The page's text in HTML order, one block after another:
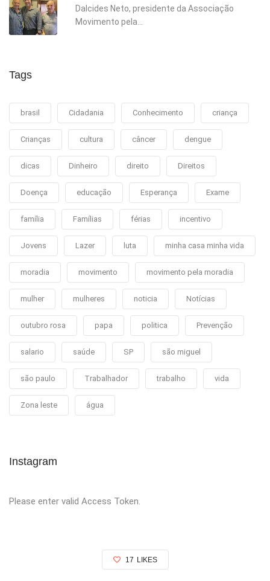
Dalcides Neto, presidente da Associação
Movimento pela...
Tags
brasil Cidadania Conhecimento criança
Crianças cultura câncer dengue
dicas Dinheiro direito Direitos
Doença educação Esperança Exame
família Famílias férias incentivo
Jovens Lazer luta minha casa minha vida
moradia movimento movimento pela moradia
mulher mulheres noticia Notícias
outubro rosa papa politica Prevenção
salario saúde SP são miguel
são paulo Trabalhador trabalho vida
Zona leste água
Instagram
Please enter valid Access Token.
17 LIKES